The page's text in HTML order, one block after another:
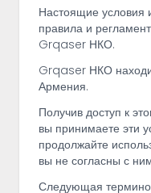
Настоящие условия
правила и
Grqaser НКО.
Grqaser НКО
Армения.
Получив доступ к
вы принимаете эти
продолжайте
вы не согласны с
Следующая